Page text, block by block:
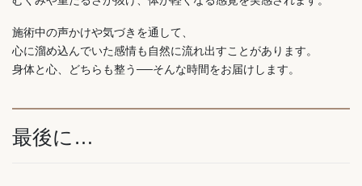
施術中の声かけや気づきを通して、
心に溜め込んでいた感情も自然に流れ出すことがあります。
身体と心、どちらも整う──そんな時間をお届けします。
最後に…